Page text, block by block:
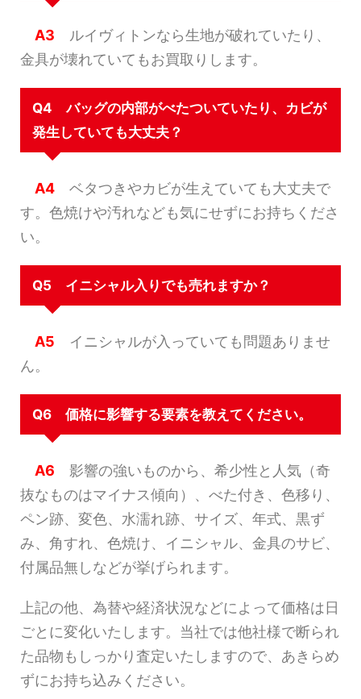
A3 ルイヴィトンなら生地が破れていたり、
金具が壊れていてもお買取りします。
Q4 バッグの内部がべたついていたり、カビが
発生していても大丈夫？
A4 ベタつきやカビが生えていても大丈夫で
す。色焼けや汚れなども気にせずにお持ちくださ
い。
Q5 イニシャル入りでも売れますか？
A5 イニシャルが入っていても問題ありませ
ん。
Q6 価格に影響する要素を教えてください。
A6 影響の強いものから、希少性と人気（奇
抜なものはマイナス傾向）、べた付き、色移り、
ペン跡、変色、水濡れ跡、サイズ、年式、黒ず
み、角すれ、色焼け、イニシャル、金具のサビ、
付属品無しなどが挙げられます。
上記の他、為替や経済状況などによって価格は日
ごとに変化いたします。当社では他社様で断られ
た品物もしっかり査定いたしますので、あきらめ
ずにお持ち込みください。